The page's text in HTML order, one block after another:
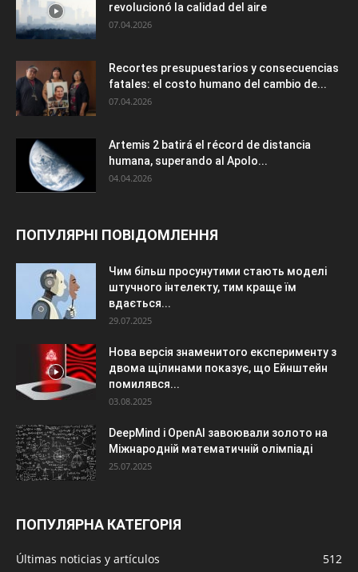
revolucionó la calidad del aire
07.04.2026
Recortes presupuestarios y consecuencias
fatales: el costo humano del cambio de...
07.04.2026
Artemis 2 batirá el récord de distancia
humana, superando al Apolo...
04.04.2026
ПОПУЛЯРНІ ПОВІДОМЛЕННЯ
Чим більш просунутими стають моделі
штучного інтелекту, тим краще їм
вдається...
29.07.2025
Нова версія знаменитого експерименту з
двома щілинами показує, що Ейнштейн
помилявся...
03.08.2025
DeepMind і OpenAI завоювали золото на
Міжнародній математичній олімпіаді
25.07.2025
ПОПУЛЯРНА КАТЕГОРІЯ
Últimas noticias y artículos 512